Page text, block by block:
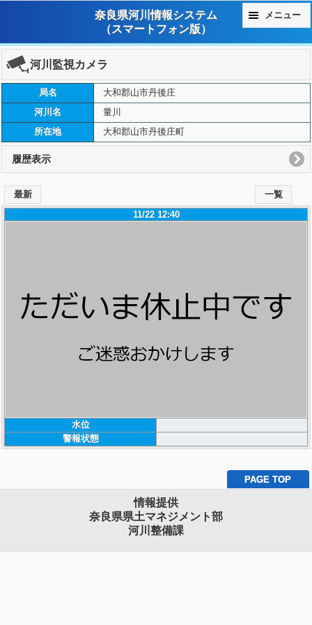
奈良県河川情報システム
（スマートフォン版）
メニュー
河川監視カメラ
局名
大和郡山市丹後庄
河川名
量川
所在地
大和郡山市丹後庄町
履歴表示
最新 一覧
11/22 12:40
水位
警報状態
PAGE TOP
情報提供
奈良県県土マネジメント部
河川整備課